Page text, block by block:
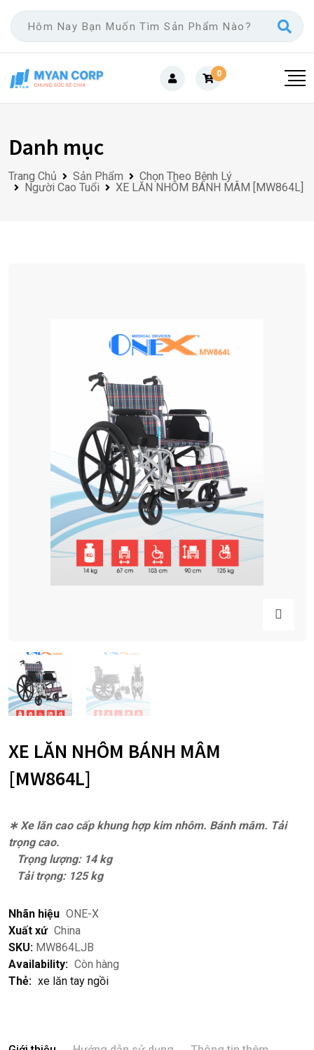
Skip
content
0
Danh mục
Trang Chủ Sản Phẩm
Chọn Theo Bệnh Lý
Người Cao Tuổi
XE LĂN NHÔM BÁNH MÂM [MW864L]
XE LĂN NHÔM BÁNH MÂM
[MW864L]
∗ Xe lăn cao cấp khung hợp kim nhôm. Bánh mâm. Tải
trọng cao.
Trọng lượng: 14 kg
Tải trọng: 125 kg
Nhãn hiệu ONE-X
Xuất xứ China
SKU: MW864LJB
Availability: Còn hàng
Thẻ: xe lăn tay ngồi